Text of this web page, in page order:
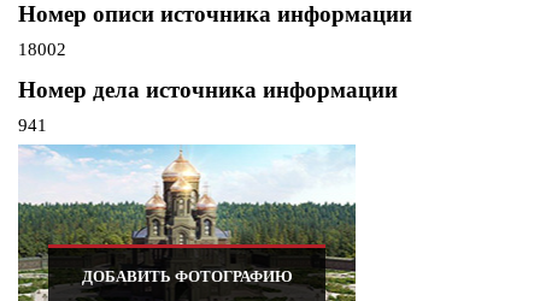
Номер описи источника информации
18002
Номер дела источника информации
941
ДОБАВИТЬ ФОТОГРАФИЮ